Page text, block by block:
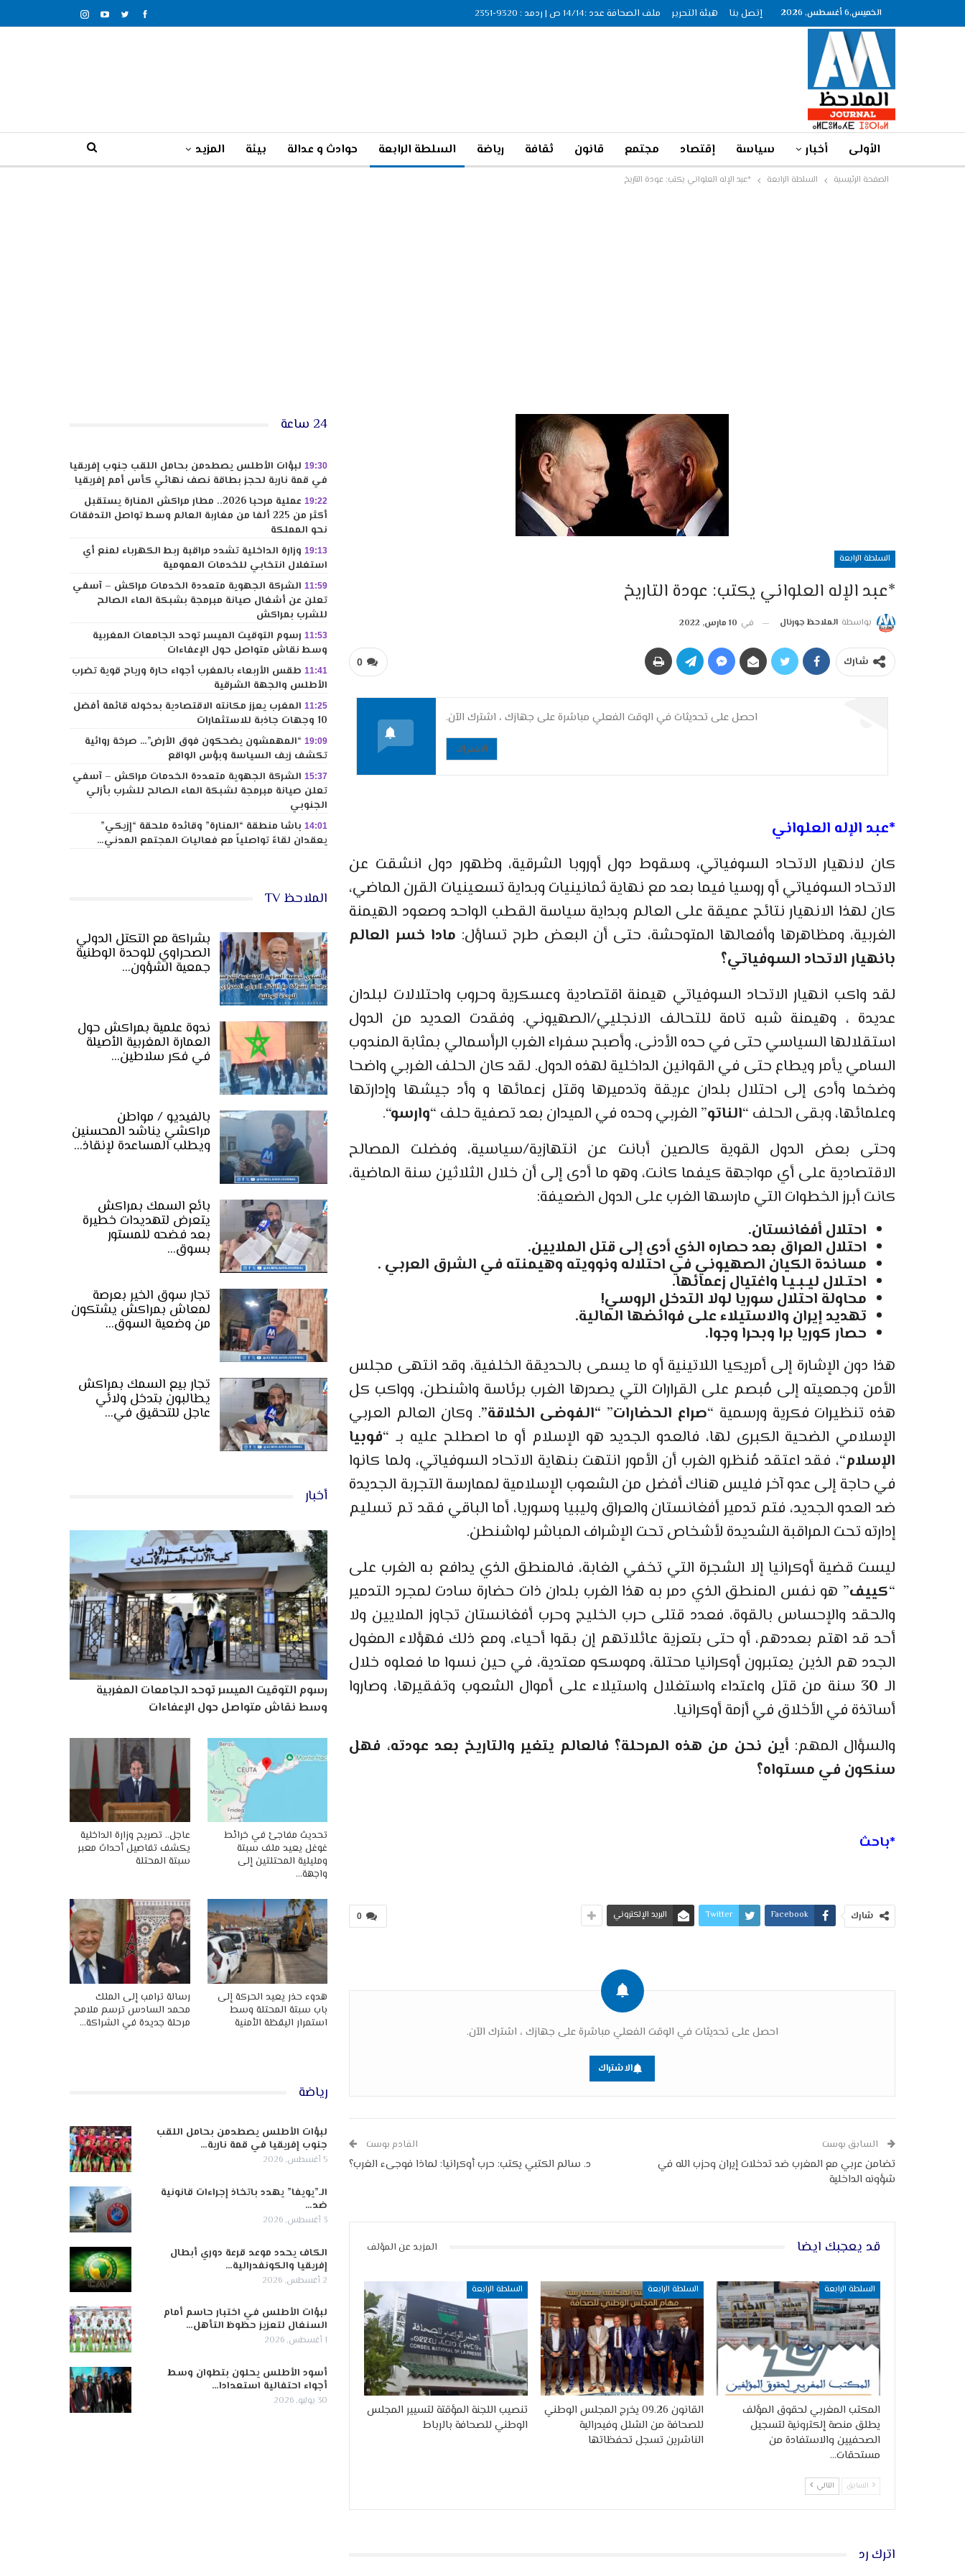
الخميس,6 أغسطس, 2026 إتصل بنا هيئة التحرير ملف الصحافة عدد :14/14 ص | ردمد : 9320-2351
الأولى أخبار سياسة إقتصاد مجتمع قانون ثقافة رياضة السلطة الرابعة حوادث و عدالة بيئة المزيد
الصفحة الرئيسية السلطة الرابعة *عبد الإله العلواني يكتب: عودة التاريخ
السلطة الرابعة
*عبد الإله العلواني يكتب: عودة التاريخ
بواسطة الملاحظ جورنال في 10 مارس, 2022
0 شارك
احصل على تحديثات في الوقت الفعلي مباشرة على جهازك ، اشترك الآن.
الاشتراك
*عبد الإله العلواني
كان لانهيار الاتحاد السوفياتي، وسقوط دول أوروبا الشرقية، وظهور دول انشقت عن
الاتحاد السوفياتي أو روسيا فيما بعد مع نهاية ثمانينيات وبداية تسعينيات القرن الماضي،
كان لهذا الانهيار نتائج عميقة على العالم وبداية سياسة القطب الواحد وصعود الهيمنة
الغربية، ومظاهرها وأفعالها المتوحشة، حتى أن البعض طرح تساؤل: مادا خسر العالم
بانهيار الاتحاد السوفياتي؟
لقد واكب انهيار الاتحاد السوفياتي هيمنة اقتصادية وعسكرية وحروب واحتلالات لبلدان
عديدة ، وهيمنة شبه تامة للتحالف الانجليي/الصهيوني. وفقدت العديد من الدول
استقلالها السياسي حتى في حده الأدنى، وأصبح سفراء الغرب الرأسمالي بمثابة المندوب
السامي يأمر ويطاع حتى في القوانين الداخلية لهذه الدول. لقد كان الحلف الغربي واضحا
وضخما وأدى إلى احتلال بلدان عريقة وتدميرها وقتل زعمائها و وأد جيشها وإدارتها
وعلمائها، وبقى الحلف “الناتو” الغربي وحده في الميدان بعد تصفية حلف “وارسو“.
وحتى بعض الدول القوية كالصين أبانت عن انتهازية/سياسية، وفضلت المصالح
الاقتصادية على أي مواجهة كيفما كانت، وهو ما أدى إلى أن خلال الثلاثين سنة الماضية،
كانت أبرز الخطوات التي مارسها الغرب على الدول الضعيفة:
احتلال أفغانستان.
احتلال العراق بعد حصاره الذي أدى إلى قتل الملايين.
مساندة الكيان الصهيوني في احتلاله ونوويته وهيمنته في الشرق العربي .
احتـلال ليـبـيـا واغتيال زعمائها.
محاولة احتلال سوريا لولا التدخل الروسي!
تهديد إيران والاستيلاء على فوائضها المالية.
حصار كوريا برا وبحرا وجوا.
هذا دون الإشارة إلى أمريكيا اللاتينية أو ما يسمى بالحديقة الخلفية، وقد انتهى مجلس
الأمن وجمعيته إلى مُبصم على القرارات التي يصدرها الغرب برئاسة واشنطن، وواكب كل
هذه تنظيرات فكرية ورسمية “صراع الحضارات” “الفوضى الخلاقة”. وكان العالم العربي
الإسلامي الضحية الكبرى لها، فالعدو الجديد هو الإسلام أو ما اصطلح عليه بـ “فوبيا
الإسلام“، فقد اعتقد مُنظرو الغرب أن الأمور انتهت بنهاية الاتحاد السوفياتي، ولما كانوا
في حاجة إلى عدو آخر فليس هناك أفضل من الشعوب الإسلامية لممارسة التجربة الجديدة
ضد العدو الجديد، فتم تدمير أفغانستان والعراق وليبيا وسوريا، أما الباقي فقد تم تسليم
إدارته تحت المراقبة الشديدة لأشخاص تحت الإشراف المباشر لواشنطن.
ليست قضية أوكرانيا إلا الشجرة التي تخفي الغابة، فالمنطق الذي يدافع به الغرب على
“كييف” هو نفس المنطق الذي دمر به هذا الغرب بلدان ذات حضارة سادت لمجرد التدمير
والحقد والإحساس بالقوة، فعدد قتلى حرب الخليج وحرب أفغانستان تجاوز الملايين ولا
أحد قد اهتم بعددهم، أو حتى بتعزية عائلاتهم إن بقوا أحياء، ومع ذلك فهؤلاء المغول
الجدد هم الذين يعتبرون أوكرانيا محتلة، وموسكو معتدية، في حين نسوا ما فعلوه خلال
الـ 30سنة من قتل واعتداء واستغلال واستيلاء على أموال الشعوب وتفقيرها، وصاروا
أساتذة في الأخلاق في أزمة أوكرانيا.
والسؤال المهم: أين نحن من هذه المرحلة؟ فالعالم يتغير والتاريخ بعد عودته، فهل
سنكون في مستواه؟
*باحث
0 شارك Facebook
Twitter البريد الإلكتروني
احصل على تحديثات في الوقت الفعلي مباشرة على جهازك ، اشترك الآن.
الاشتراك
السابق بوست
تضامن عربي مع المغرب ضد تدخلات إيران وحزب الله في
شؤونه الداخلية
القادم بوست
د. سالم الكتبي يكتب: حرب أوكرانيا: لماذا فوجىء الغرب؟
قد يعجبك ايضا المزيد عن المؤلف
السلطة الرابعة
المكتب المغربي لحقوق المؤلف
يطلق منصة إلكترونية لتسجيل
الصحفيين والاستفادة من
مستحقات…
السلطة الرابعة
القانون 09.26 يخرج المجلس الوطني
للصحافة من الشلل وفيدرالية
الناشرين تسجل تحفظاتها
السلطة الرابعة
تنصيب اللجنة المؤقتة لتسيير المجلس
الوطني للصحافة بالرباط
السابق التالي
اترك رد
24 ساعة
19:30 لبؤات الأطلس يصطدمن بحامل اللقب جنوب إفريقيا
في قمة نارية لحجز بطاقة نصف نهائي كأس أمم إفريقيا
19:22
عملية مرحبا 2026.. مطار مراكش المنارة يستقبل
أكثر من 225 ألفا من مغاربة العالم وسط تواصل التدفقات
نحو المملكة
19:13 وزارة الداخلية تشدد مراقبة ربط الكهرباء لمنع أي
استغلال انتخابي للخدمات العمومية
11:59 الشركة الجهوية متعددة الخدمات مراكش – آسفي
تعلن عن أشغال صيانة مبرمجة بشبكة الماء الصالح
للشرب بمراكش
11:53 رسوم التوقيت الميسر توحد الجامعات المغربية
وسط نقاش متواصل حول الإعفاءات
11:41 طقس الأربعاء بالمغرب أجواء حارة ورياح قوية تضرب
الأطلس والجهة الشرقية
11:25 المغرب يعزز مكانته الاقتصادية بدخوله قائمة أفضل
10 وجهات جاذبة للاستثمارات
19:09 “المهمشون يضحكون فوق الأرض”… صرخة روائية
تكشف زيف السياسة وبؤس الواقع
15:37 الشركة الجهوية متعددة الخدمات مراكش – آسفي
تعلن صيانة مبرمجة لشبكة الماء الصالح للشرب بأزلي
الجنوبي
14:01 باشا منطقة “المنارة” وقائدة ملحقة “إزيكي”
يعقدان لقاءً تواصلياً مع فعاليات المجتمع المدني…
الملاحظ TV
بشراكة مع التكتل الدولي
الصحراوي للوحدة الوطنية
جمعية الشؤون…
ندوة علمية بمراكش حول
العمارة المغربية الأصيلة
في فكر سلاطين…
بالفيديو / مواطن
مراكشي يناشد المحسنين
ويطلب المساعدة لإنقاذ…
بائع السمك بمراكش
يتعرض لتهديدات خطيرة
بعد فضحه للمستور
بسوق…
تجار سوق الخير بعرصة
لمعاش بمراكش يشتكون
من وضعية السوق…
تجار بيع السمك بمراكش
يطالبون بتدخل ولائي
عاجل للتحقيق في…
أخبار
رسوم التوقيت الميسر توحد الجامعات المغربية
وسط نقاش متواصل حول الإعفاءات
تحديث مفاجئ في خرائط
غوغل يعيد ملف سبتة
ومليلية المحتلتين إلى
واجهة…
عاجل.. تصريح وزارة الداخلية
يكشف تفاصيل أحداث معبر
سبتة المحتلة
هدوء حذر يعيد الحركة إلى
باب سبتة المحتلة وسط
استمرار اليقظة الأمنية
رسالة ترامب إلى الملك
محمد السادس ترسم ملامح
مرحلة جديدة في الشراكة…
رياضة
لبؤات الأطلس يصطدمن بحامل اللقب
جنوب إفريقيا في قمة نارية…
5 أغسطس, 2026
الـ”يويفا” يهدد باتخاذ إجراءات قانونية
ضد…
3 أغسطس, 2026
الكاف يحدد موعد قرعة دوري أبطال
إفريقيا والكونفدرالية…
2 أغسطس, 2026
لبؤات الأطلس في اختبار حاسم أمام
السنغال لتعزيز حظوظ التأهل…
1 أغسطس, 2026
أسود الأطلس يحلون بتطوان وسط
أجواء احتفالية استعدادا…
30 يوليو, 2026